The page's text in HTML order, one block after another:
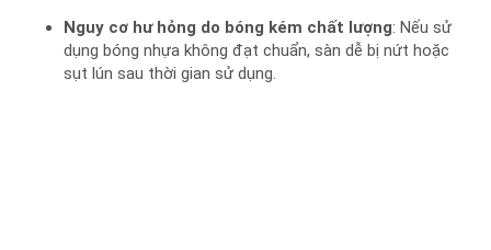
Nguy cơ hư hỏng do bóng kém chất lượng: Nếu sử
dụng bóng nhựa không đạt chuẩn, sàn dễ bị nứt hoặc
sụt lún sau thời gian sử dụng.